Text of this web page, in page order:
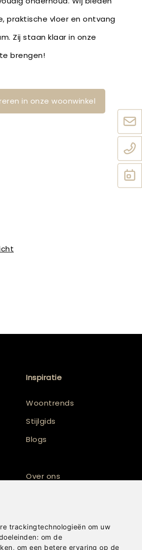
trackingtechnologieën om uw
om de
, om een betere ervaring op de
praktische vloer en ontvang
Zij staan klaar in onze
brengen!
in onze woonwinkel
Inspiratie
Woontrends
Stijlgids
Blogs
Over ons